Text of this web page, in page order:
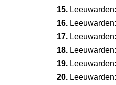
15. Leeuwarden:
16. Leeuwarden:
17. Leeuwarden:
18. Leeuwarden:
19. Leeuwarden:
20. Leeuwarden: